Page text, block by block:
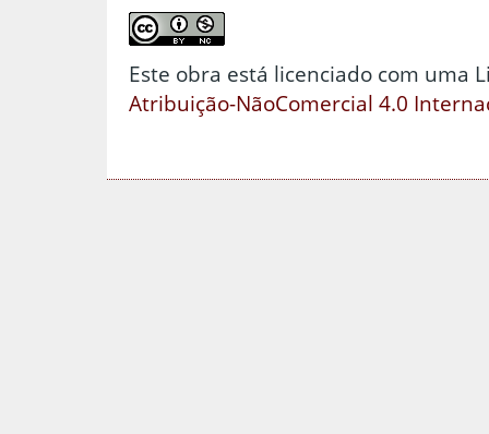
Este obra está licenciado com uma
Atribuição-NãoComercial 4.0